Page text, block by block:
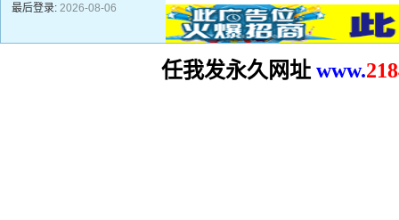
最后登录: 2026-08-06
任我发永久网址 www.2